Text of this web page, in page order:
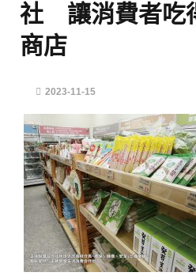
社 讓消費者吃
商店
2023-11-15